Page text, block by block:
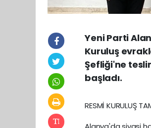
Yeni Parti
Kuruluş
Şefliği'ne
başladı.
RESMİ KURULUŞ